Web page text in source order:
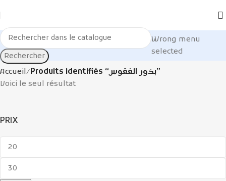
Rechercher
Wrong menu
selected
Accueil
Produits identifiés “بذور الفقوس”
Voici le seul résultat
PRIX